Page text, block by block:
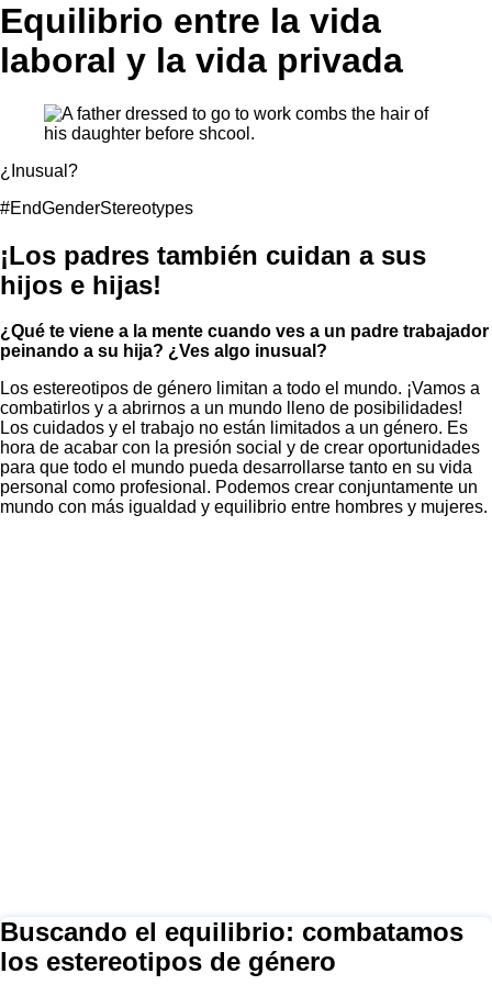
Equilibrio entre la vida
laboral y la vida privada
¿Inusual?
#EndGenderStereotypes
¡Los padres también cuidan a sus
hijos e hijas!
¿Qué te viene a la mente cuando ves a un padre trabajador
peinando a su hija? ¿Ves algo inusual?
Los estereotipos de género limitan a todo el mundo. ¡Vamos a
combatirlos y a abrirnos a un mundo lleno de posibilidades!
Los cuidados y el trabajo no están limitados a un género. Es
hora de acabar con la presión social y de crear oportunidades
para que todo el mundo pueda desarrollarse tanto en su vida
personal como profesional. Podemos crear conjuntamente un
mundo con más igualdad y equilibrio entre hombres y mujeres.
Buscando el equilibrio: combatamos
los estereotipos de género